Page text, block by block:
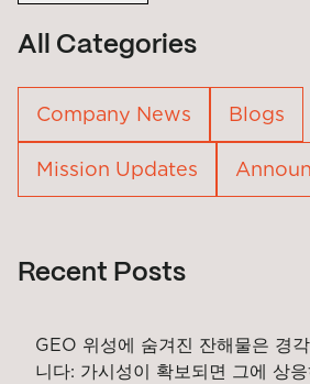
All Categories
Company News Blogs
Mission Updates
Recent Posts
GEO 위성에 숨겨진 잔해물은 경
니다: 가시성이 확보되면 그에 상